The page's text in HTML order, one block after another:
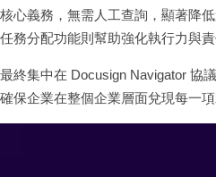
心義務，無需人工查詢，顯著降
務分配功能則幫助強化執行力與責
終集中在 Docusign Navigator 協
保企業在整個企業層面兌現每一項